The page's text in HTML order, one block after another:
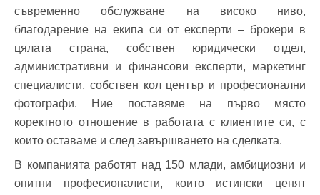
съвременно обслужване на високо ниво,
благодарение на екипа си от експерти – брокери в
цялата страна, собствен юридически отдел,
административни и финансови експерти, маркетинг
специалисти, собствен кол център и професионални
фотографи. Ние поставяме на първо място
коректното отношение в работата с клиентите си, с
които оставаме и след завършването на сделката.
В компанията работят над 150 млади, амбициозни и
опитни професионалисти, които истински ценят